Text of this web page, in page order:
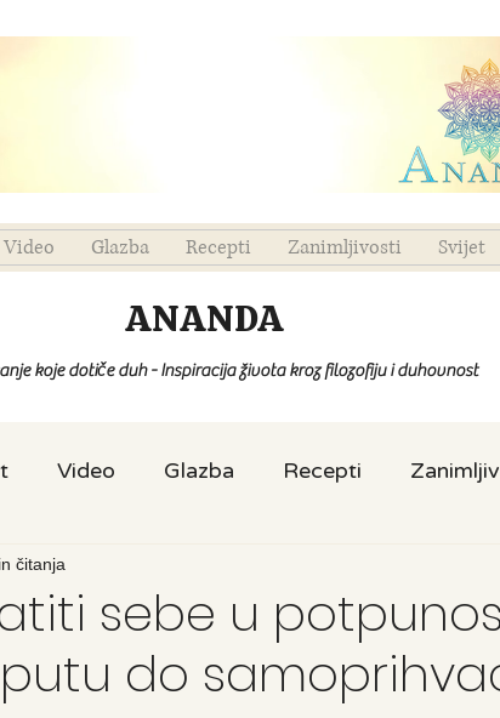
Video Glazba Recepti Zanimljivosti Svijet
ANANDA
koje dotiče duh - Inspiracija života kroz filozofiju i duhovnost
Video Glazba Recepti
sebe u
do
čitanja